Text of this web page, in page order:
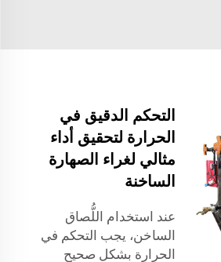
التحكم الدقيق في
الحرارة لتحقيق أداء
مثالي لغراء الصهارة
الساخنة
عند استخدام اللُّصاق
الساخن، يجب التحكم في
الحرارة بشكل صحيح